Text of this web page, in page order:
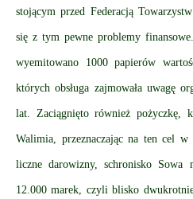
stojącym przed Federacją
się z tym pewne problemy
wyemitowano 1000 papierów
których obsługa zajmowała uwagę
lat. Zaciągnięto również pożyczkę,
Walimia, przeznaczając na ten cel
liczne darowizny, schronisko Sowa
12.000 marek, czyli blisko